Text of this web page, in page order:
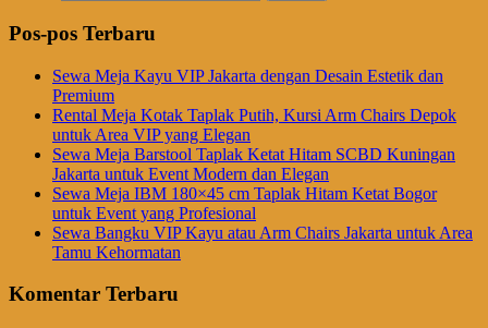
Pos-pos Terbaru
Sewa Meja Kayu VIP Jakarta dengan Desain Estetik dan
Premium
Rental Meja Kotak Taplak Putih, Kursi Arm Chairs Depok
untuk Area VIP yang Elegan
Sewa Meja Barstool Taplak Ketat Hitam SCBD Kuningan
Jakarta untuk Event Modern dan Elegan
Sewa Meja IBM 180×45 cm Taplak Hitam Ketat Bogor
untuk Event yang Profesional
Sewa Bangku VIP Kayu atau Arm Chairs Jakarta untuk Area
Tamu Kehormatan
Komentar Terbaru